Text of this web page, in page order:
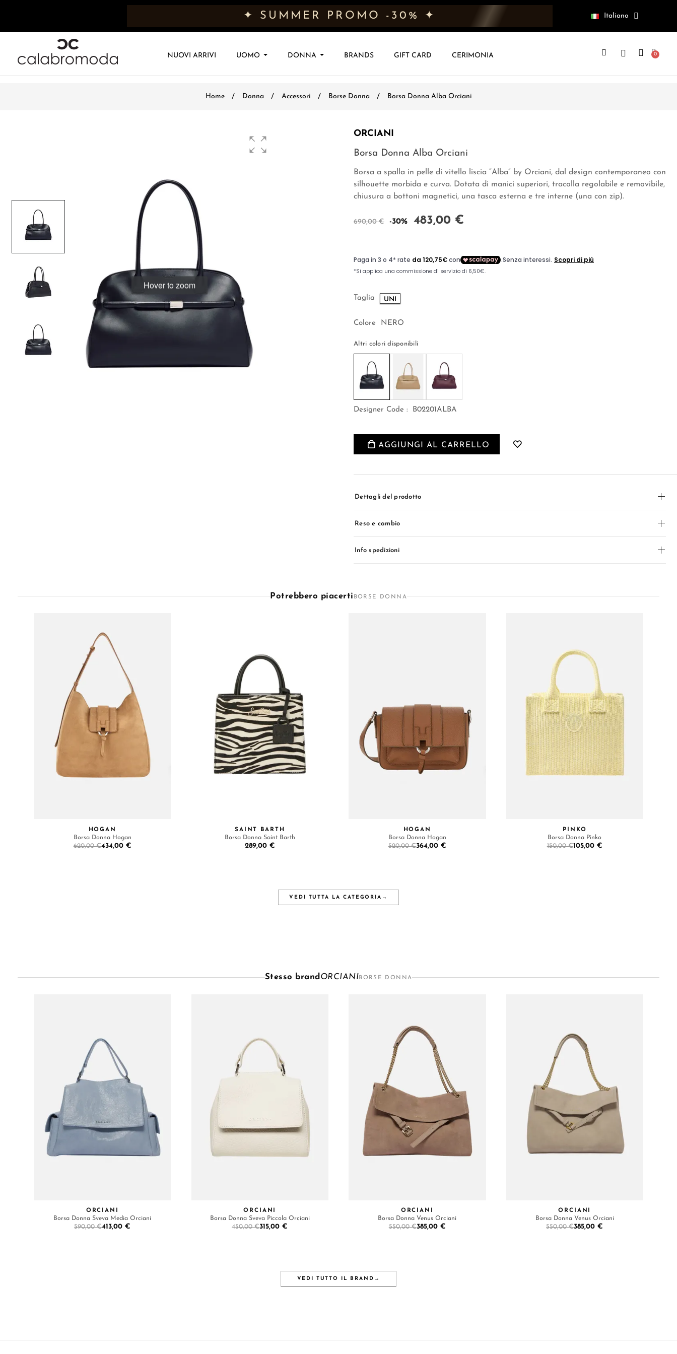
✦ SUMMER PROMO -30% ✦ Italiano
NUOVI ARRIVI UOMO DONNA BRANDS GIFT CARD CERIMONIA
Home Donna Accessori Borse Donna Borsa Donna Alba Orciani
Hover to zoom
ORCIANI
Borsa Donna Alba Orciani
Borsa a spalla in pelle di vitello liscia “Alba” by Orciani, dal design contemporaneo con
silhouette morbida e curva. Dotata di manici superiori, tracolla regolabile e removibile,
chiusura a bottoni magnetici, una tasca esterna e tre interne (una con zip).
690,00 € -30% 483,00 €
Taglia UNI
Colore NERO
Altri colori disponibili
Designer Code : B02201ALBA
AGGIUNGI AL CARRELLO
Dettagli del prodotto
Reso e cambio
Info spedizioni
Potrebbero piacerti BORSE DONNA
HOGAN
Borsa Donna Hogan
620,00 €434,00 €
SAINT BARTH
Borsa Donna Saint Barth
289,00 €
HOGAN
Borsa Donna Hogan
520,00 €364,00 €
PINKO
Borsa Donna Pinko
150,00 €105,00 €
VEDI TUTTA LA CATEGORIA →
Stesso brandORCIANIBORSE DONNA
ORCIANI
Borsa Donna Sveva Media Orciani
590,00 €413,00 €
ORCIANI
Borsa Donna Sveva Piccola Orciani
450,00 €315,00 €
ORCIANI
Borsa Donna Venus Orciani
550,00 €385,00 €
ORCIANI
Borsa Donna Venus Orciani
550,00 €385,00 €
VEDI TUTTO IL BRAND →